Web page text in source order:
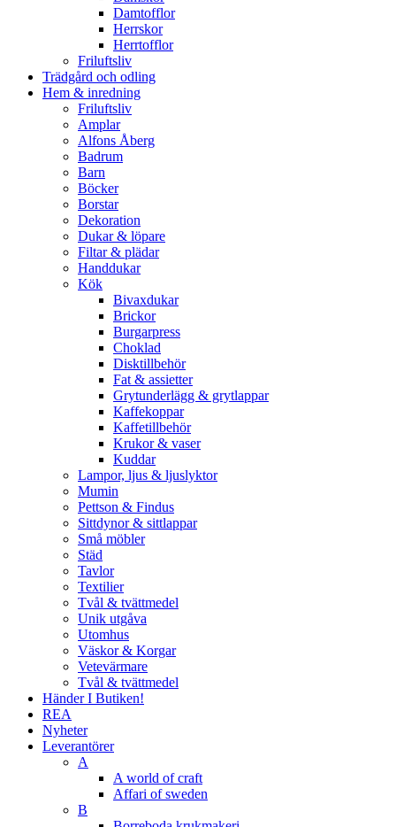
Damtofflor
Herrskor
Herrtofflor
Friluftsliv
Trädgård och odling
Hem & inredning
Friluftsliv
Amplar
Alfons Åberg
Badrum
Barn
Böcker
Borstar
Dekoration
Dukar & löpare
Filtar & plädar
Handdukar
Kök
Bivaxdukar
Brickor
Burgarpress
Choklad
Disktillbehör
Fat & assietter
Grytunderlägg & grytlappar
Kaffekoppar
Kaffetillbehör
Krukor & vaser
Kuddar
Lampor, ljus & ljuslyktor
Mumin
Pettson & Findus
Sittdynor & sittlappar
Små möbler
Städ
Tavlor
Textilier
Tvål & tvättmedel
Unik utgåva
Utomhus
Väskor & Korgar
Vetevärmare
Tvål & tvättmedel
Händer I Butiken!
REA
Nyheter
Leverantörer
A
A world of craft
Affari of sweden
B